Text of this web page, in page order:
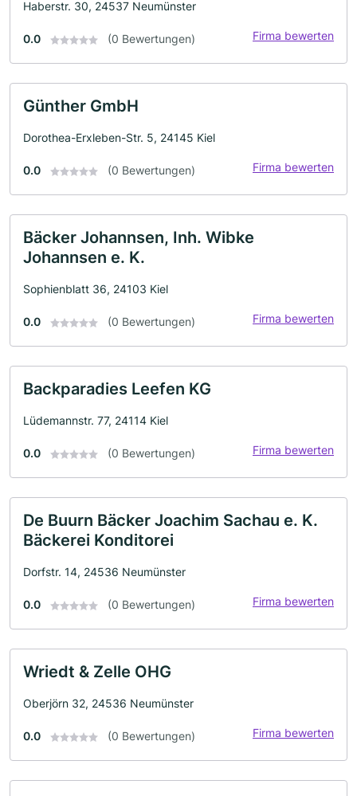
Haberstr. 30, 24537 Neumünster
0.0 (0 Bewertungen) Firma bewerten
Günther GmbH
Dorothea-Erxleben-Str. 5, 24145 Kiel
0.0 (0 Bewertungen) Firma bewerten
Bäcker Johannsen, Inh. Wibke
Johannsen e. K.
Sophienblatt 36, 24103 Kiel
0.0 (0 Bewertungen) Firma bewerten
Backparadies Leefen KG
Lüdemannstr. 77, 24114 Kiel
0.0 (0 Bewertungen) Firma bewerten
De Buurn Bäcker Joachim Sachau e. K.
Bäckerei Konditorei
Dorfstr. 14, 24536 Neumünster
0.0 (0 Bewertungen) Firma bewerten
Wriedt & Zelle OHG
Oberjörn 32, 24536 Neumünster
0.0 (0 Bewertungen) Firma bewerten